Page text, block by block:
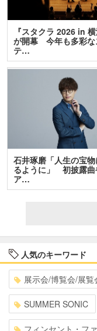
『スタクラ 2026 in 横
が開幕 今年も多彩な
テ…
石井琢磨「人生の宝
るように」 初披露曲
ア…
人気のキーワード
展示会/博覧会/展覧
SUMMER SONIC
フィンセント・フ